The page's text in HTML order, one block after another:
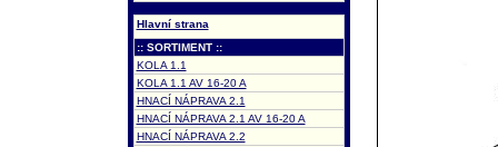
Hlavní strana
:: SORTIMENT ::
KOLA 1.1
KOLA 1.1 AV 16-20 A
HNACÍ NÁPRAVA 2.1
HNACÍ NÁPRAVA 2.1 AV 16-20 A
HNACÍ NÁPRAVA 2.2